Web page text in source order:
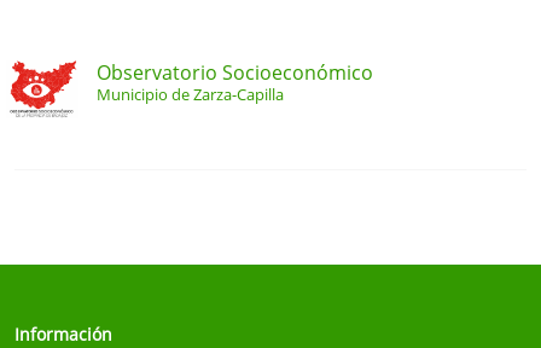
Observatorio Socioeconómico
Municipio de Zarza-Capilla
Información